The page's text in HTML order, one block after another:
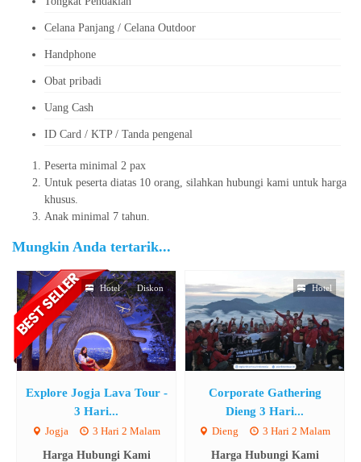
Celana Panjang / Celana Outdoor
Handphone
Obat pribadi
Uang Cash
ID Card / KTP / Tanda pengenal
Peserta minimal 2 pax
Untuk peserta diatas 10 orang, silahkan hubungi kami untuk harga
khusus.
Anak minimal 7 tahun.
Mungkin Anda tertarik...
Explore Jogja Lava Tour -
3 Hari...
Jogja 3 Hari 2 Malam
Harga Hubungi Kami
Hotel Diskon
Corporate Gathering
Dieng 3 Hari...
Dieng 3 Hari 2 Malam
Harga Hubungi Kami
Hotel